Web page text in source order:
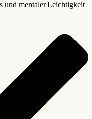
und mentaler Leichtigkeit